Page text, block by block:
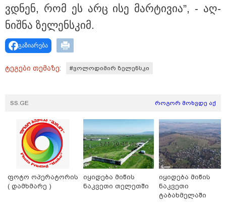
კურიერი, რომელსაც არასრულწლოვანები სასტიკად
გაუსწორდნენ?
17:13 / 08-08-2026
"დასავლეთმა საქართველო ჩვენ წინააღმდეგ
გეოპოლიტიკური ბრძოლის უგუნურ იარაღად
ვდნენ, რომ ეს არც ისე მარ­ტი­ვია”, - აღ­
ნიშ­ნა ზე­ლენ­სკიმ.
გაზიარება
ტეგები თემაზე: #ვოლოდიმირ ზელენსკი
SS.GE როგორ მოხვდე აქ
ფოტო ოპერატორის
( დამხმარე )
იყიდება მიწის
ნაკვეთი თელეთში
იყიდება მიწის
ნაკვეთი
ტაბახმელაში